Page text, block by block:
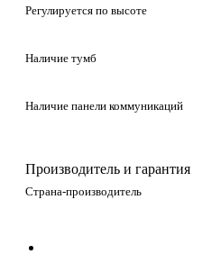
Регулируется по высоте
Наличие тумб
Наличие панели коммуникаций
Производитель и гарантия
Страна-производитель